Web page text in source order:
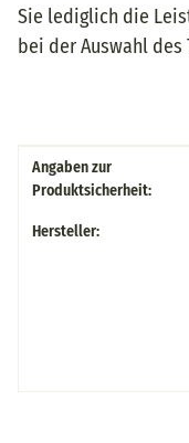
Sie lediglich die
bei der Auswahl des
Produkteigenschaft
Wert
Angaben zur
Produktsicherheit:
Hersteller: